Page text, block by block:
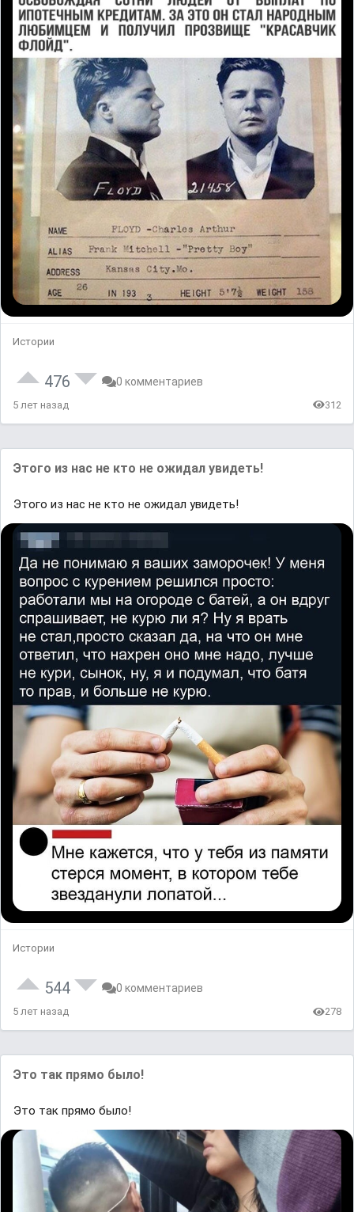
Истории
476 0 комментариев
5 лет назад 312
Этого из нас не кто не ожидал увидеть!
Этого из нас не кто не ожидал увидеть!
Истории
544 0 комментариев
5 лет назад 278
Это так прямо было!
Это так прямо было!